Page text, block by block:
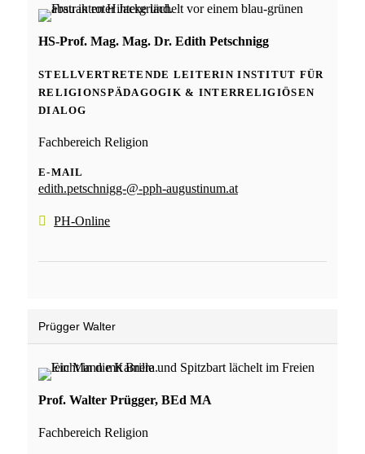
HS-Prof. Mag. Mag. Dr. Edith Petschnigg
STELLVERTRETENDE LEITERIN INSTITUT FÜR
RELIGIONSPÄDAGOGIK & INTERRELIGIÖSEN
DIALOG
Fachbereich Religion
E-MAIL
edith.petschnigg-@-pph-augustinum.at
PH-Online
Prügger Walter
Prof. Walter Prügger, BEd MA
Fachbereich Religion